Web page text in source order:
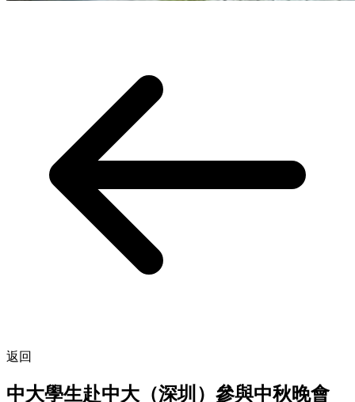
返回
中大學生赴中大（深圳）參與中秋晚會